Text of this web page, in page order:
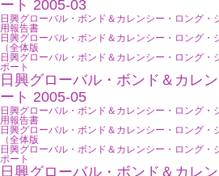
ート 2005-03
日興グローバル・ボンド＆カレンシー・ロング
用報告書
日興グローバル・ボンド＆カレンシー・ロング
（全体版
日興グローバル・ボンド＆カレンシー・ロング
ポート
日興グローバル・ボンド＆カレ
ート 2005-05
日興グローバル・ボンド＆カレンシー・ロング
用報告書
日興グローバル・ボンド＆カレンシー・ロング
（全体版
日興グローバル・ボンド＆カレンシー・ロング
ポート
日興グローバル・ボンド＆カレ